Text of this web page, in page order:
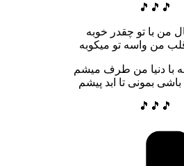
🎵🎵🎵
من با تو چقدر خوبه
من واسه تو میکوبه
با دنیا من طرف میشم
بمونی تا ابد پیشم
🎵🎵🎵